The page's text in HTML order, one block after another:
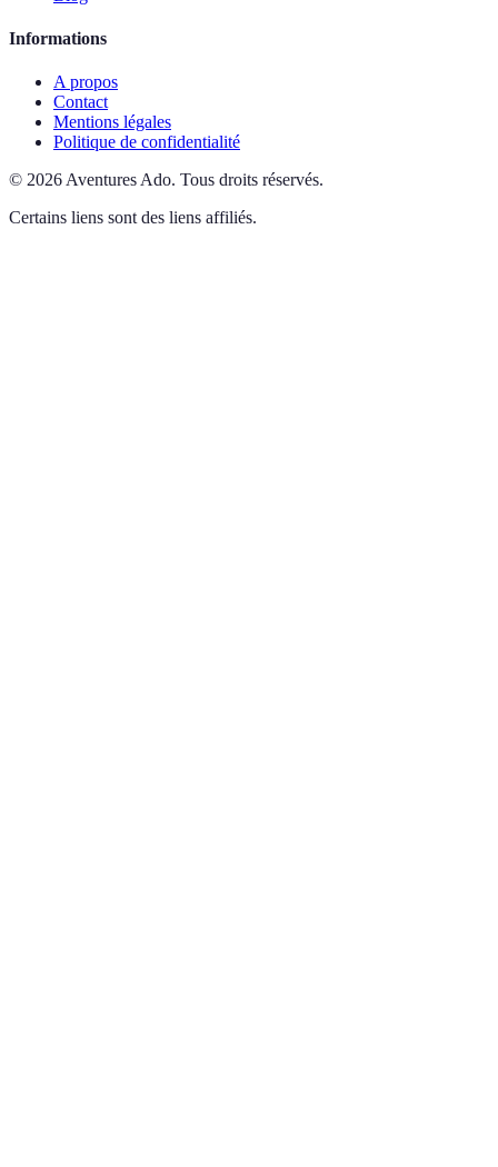
Informations
A propos
Contact
Mentions légales
Politique de confidentialité
© 2026Aventures Ado. Tous droits réservés.
Certains liens sont des liens affiliés.